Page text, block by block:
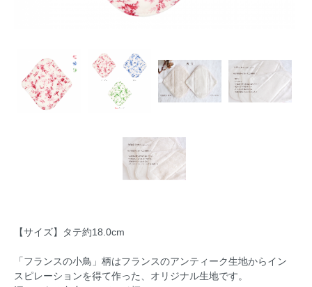
【サイズ】タテ約18.0cm
「フランスの小鳥」柄はフランスのアンティーク生地からイン
スピレーションを得て作った、オリジナル生地です。